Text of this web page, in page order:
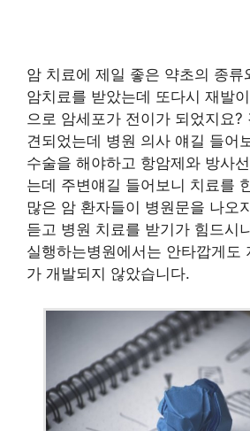
암 치료에 제일 좋은 약초의 종류
암치료를 받았는데 또다시 재발
으로 암세포가 전이가 되었지요?
견되었는데 병원 의사 얘길 들어
수술을 해야하고 항암제와 방사
는데 주변얘길 들어보니 치료를
많은 암 환자들이 병원문을 나오
듣고 병원 치료를 받기가 힘드시
실행하는병원에서는 안타깝게도
가 개발되지 않았습니다.